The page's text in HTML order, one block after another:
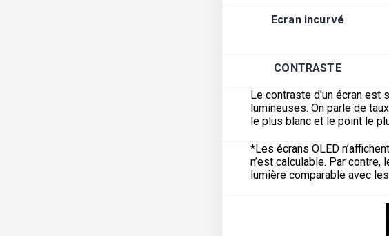
Ecran incurvé
CONTRASTE
Le contraste d'un écran est
lumineuses. On parle de
le plus blanc et le point le
*Les écrans OLED
n’est calculable. Par
lumière comparable avec